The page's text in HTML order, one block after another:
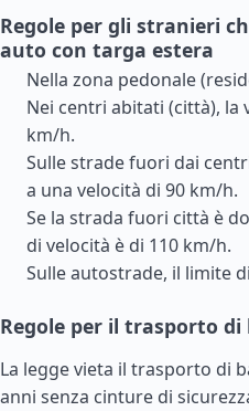
Regole per gli stranieri
auto con targa estera
Nella zona pedonale
Nei centri abitati (città), la
km/h.
Sulle strade fuori dai
a una velocità di 90 km/h.
Se la strada fuori città è
di velocità è di 110 km/h.
Sulle autostrade, il limite
Regole per il trasporto
La legge vieta il trasporto di
anni senza cinture di